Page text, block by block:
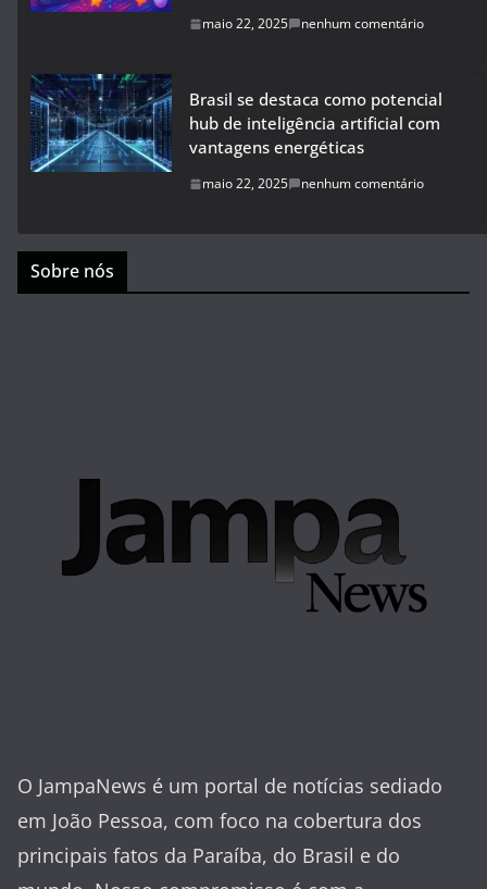
maio 22, 2025 nenhum comentário
Brasil se destaca como potencial
hub de inteligência artificial com
vantagens energéticas
maio 22, 2025 nenhum comentário
Sobre nós
O JampaNews é um portal de notícias sediado
em João Pessoa, com foco na cobertura dos
principais fatos da Paraíba, do Brasil e do